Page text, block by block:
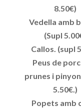
8.50€)
Vedella amb
(Supl
Callos. (supl
Peus de
prunes i
5.50€.)
Popets amb